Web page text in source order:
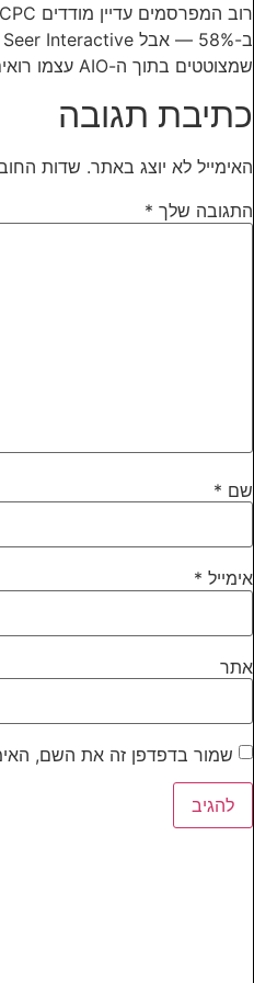
שמצוטטים בתוך ה-AIO עצמו רואים 91% יותר קליקים על מודעות. המטרה החדשה של Search היא לא דירוג — היא ציטוט.
כתיבת תגובה
האימייל לא יוצג באתר. שדות
התגובה שלך *
שם *
אימייל *
אתר
שמור בדפדפן זה את השם,